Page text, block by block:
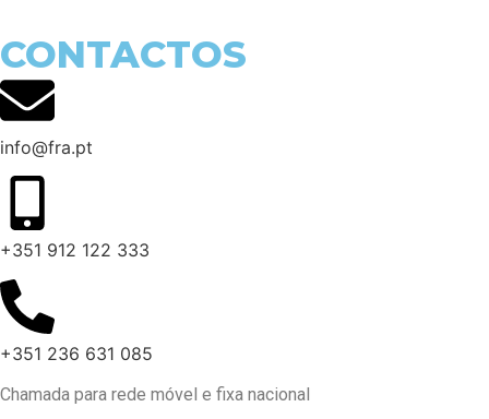
CONTACTOS
info@fra.pt
+351 912 122 333
+351 236 631 085
Chamada para rede móvel e fixa nacional